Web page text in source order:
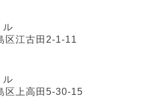
ル
区江古田2-1-11
ル
区上高田5-30-15